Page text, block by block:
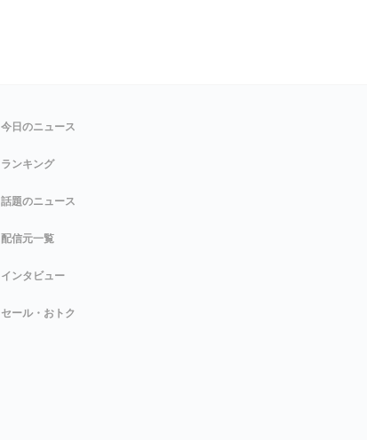
今日のニュース
ランキング
話題のニュース
配信元一覧
インタビュー
セール・おトク